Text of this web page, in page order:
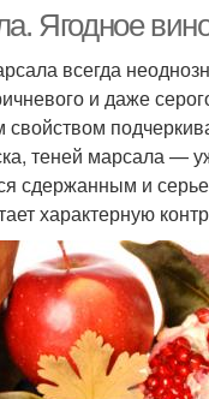
Ягодное
всегда
и даже
теней марсала —
сдержанным и
характерную